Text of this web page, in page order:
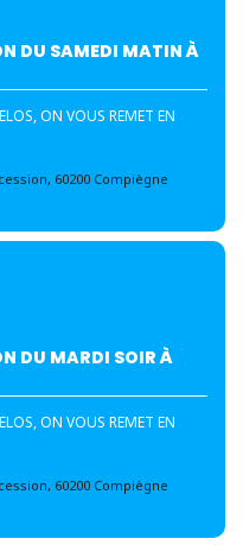
DU SAMEDI MATIN À
ON VOUS REMET EN
60200 Compiègne
DU MARDI SOIR À
ON VOUS REMET EN
60200 Compiègne